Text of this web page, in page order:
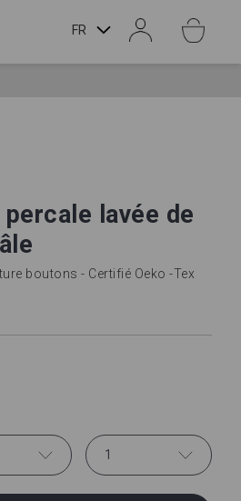
LANGUE
FR
lavée de
boutons - Certifié Oeko -Tex
1